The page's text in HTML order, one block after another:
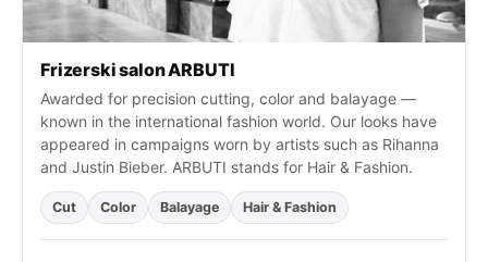
Frizerski salon ARBUTI
Awarded for precision cutting, color and balayage —
known in the international fashion world. Our looks have
appeared in campaigns worn by artists such as Rihanna
and Justin Bieber. ARBUTI stands for Hair & Fashion.
Cut Color Balayage Hair & Fashion